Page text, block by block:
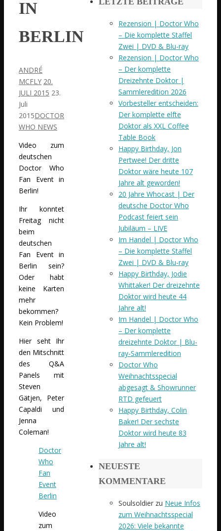
IN
BERLIN
ANDRÉ
MCFLY 20.
JULI 2015 23.
Juli
2015DOCTOR
WHO NEWS
Video zum
deutschen
Doctor Who
Fan Event in
Berlin!
Ihr konntet
Freitag nicht
beim
deutschen
Fan Event in
Berlin sein?
Oder habt
keine Karten
mehr
bekommen?
Kein Problem!
Hier seht Ihr
den Mitschnitt
des Q&A
Panels mit
Steven
Gätjen, Peter
Capaldi und
Jenna
Coleman!
Doctor
Who
Fan
Event
Berlin
Video
zum
Rezension | Doctor Who
– Die komplette Staffel
Zwei | DVD & Blu-ray
Rezension | Doctor Who
– Der komplette
Dreizehnte Doktor |
Sammleredition 2026
Vorbesteller entscheiden:
Der komplette elfte
Doktor als XXL Coffee
Table Book
Happy Birthday, Jon
Pertwee! Der dritte
Doktor wäre heute 107
Jahre alt geworden!
20 Jahre Whocast | Der
deutsche Doctor Who
Podcast feiert sein
Jubiläum – LIVE
Im Handel | Doctor Who
– Die komplette Staffel
Zwei | DVD & Blu-ray
Happy Birthday, Jodie
Whittaker! Der dreizehnte
Doktor wird heute 44
Jahre alt!
Im Handel | Doctor Who
– Der komplette
dreizehnte Doktor | Blu-
ray-Sammleredition
Doctor Who
Weihnachtsspecial
abgesagt & Showrunner
RTD gefeuert
Happy Birthday, Colin
Baker! Der sechste
Doktor wird heute 83
Jahre alt!
NEUESTE
KOMMENTARE
Soulsoldier zu Neue Infos
zum Weihnachtsspecial
2026: Viele bekannte